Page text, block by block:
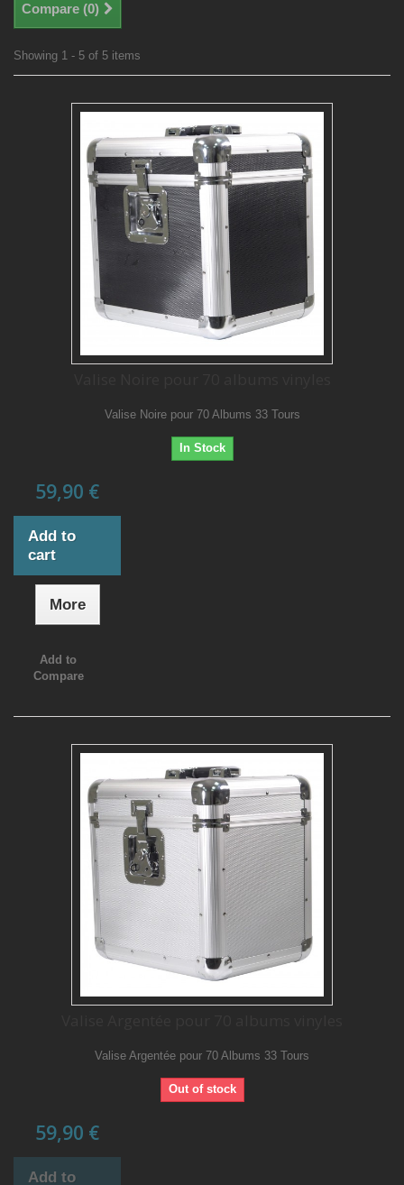
Compare (0)
Showing 1 - 5 of 5 items
Valise Noire pour 70 Albums 33 Tours
In Stock
59,90 €
Add to
cart
More
Add to
Compare
Valise Argentée pour 70 Albums 33 Tours
Out of stock
59,90 €
Add to